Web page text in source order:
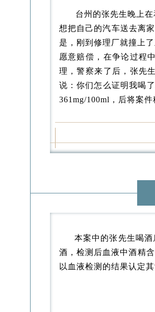
台州的张先生晚上
想把自己的汽车送去离
是，刚到修理厂就撞上
愿意赔偿，在争论过程
理，警察来了后，张先
说：你们怎么证明我喝
361mg/100ml，后将案件
本案中的张先生喝
酒，检测后血液中酒精
以血液检测的结果认定